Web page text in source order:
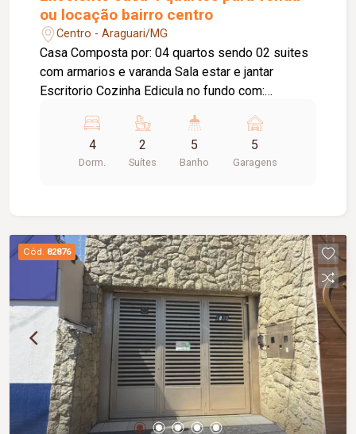
ou locação bairro centro
Centro - Araguari/MG
Casa Composta por: 04 quartos sendo 02 suites
com armarios e varanda Sala estar e jantar
Escritorio Cozinha Edicula no fundo com:
superior Area de lazer: Piscina Sala para
academia Ofuro Sauna Ducha Cozinha Gourmet
com fogão a lenha Garagem para 05 veículos
4
Dorm.
2
Suítes
5
Banho
5
Garagens
Cód. 82876